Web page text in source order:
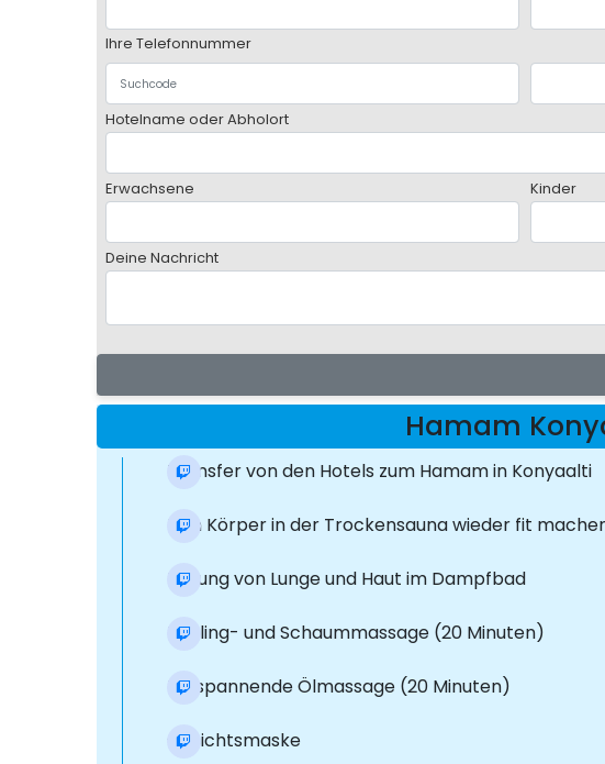
Ihre Telefonnummer
Hotelname oder Abholort
Erwachsene Kinder
Deine Nachricht
Hamam
Transfer von den Hotels zum Hamam in Konyaalti
Den Körper in der Trockensauna wieder fit
Heilung von Lunge und Haut im Dampfbad
Peeling- und Schaummassage (20 Minuten)
Entspannende Ölmassage (20 Minuten)
Gesichtsmaske